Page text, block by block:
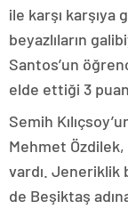
ile karşı
beyazlıların
Santos’un
elde ettiği 3
Semih
Mehmet Özdilek,
vardı. Jeneriklik
de Beşiktaş